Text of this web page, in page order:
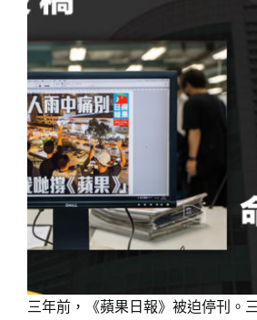
三年前，《蘋果日報》被迫停刊。